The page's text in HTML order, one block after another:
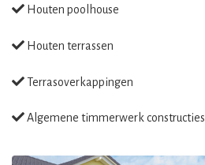
Houten poolhouse
Houten terrassen
Terrasoverkappingen
Algemene timmerwerk constructies